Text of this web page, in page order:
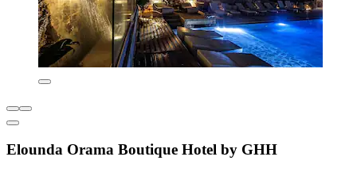
Elounda Orama Boutique Hotel by GHH